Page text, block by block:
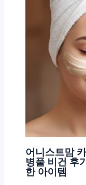
어니스트맘
병풀 비건 후
한 아이템